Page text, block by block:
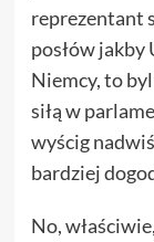
reprezentant
posłów jakby
Niemcy, to
siłą w
wyścig
bardziej
No,